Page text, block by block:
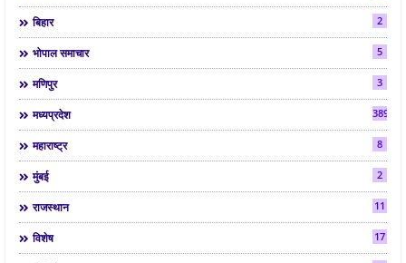
बिहार 2
भोपाल समाचार 5
मणिपुर 3
मध्यप्रदेश 3892
महाराष्ट्र 8
मुंबई 2
राजस्थान 11
विशेष 17